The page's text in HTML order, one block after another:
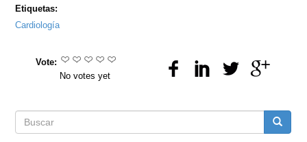
Etiquetas:
Cardiología
Vote:
No votes yet
Formulario